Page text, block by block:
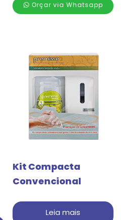
Orçar via Whatsapp
Kit Compacta
Convencional
Leia mais